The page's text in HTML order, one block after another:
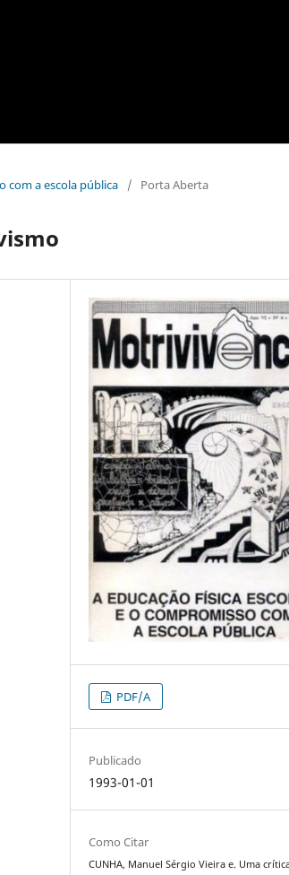
com a escola pública / Porta Aberta
PDF/A
Publicado
1993-01-01
Como Citar
CUNHA, Manuel Sérgio Vieira e. Uma